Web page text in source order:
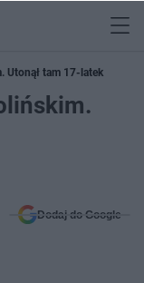
Utonął tam 17-latek
Dodaj do Google